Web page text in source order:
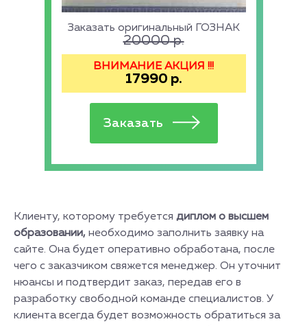
Заказать оригинальный ГОЗНАК
20000р.
ВНИМАНИЕ АКЦИЯ !!!
17990 р.
Клиенту, которому требуется диплом о высшем
образовании, необходимо заполнить заявку на
сайте. Она будет оперативно обработана, после
чего с заказчиком свяжется менеджер. Он уточнит
нюансы и подтвердит заказ, передав его в
разработку свободной команде специалистов. У
клиента всегда будет возможность обратиться за